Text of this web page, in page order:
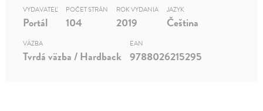
VYDAVATEĽ
Portál
POČET STRÁN
104
ROK VYDANIA
2019
JAZYK
Čeština
VÄZBA
Tvrdá väzba / Hardback
EAN
9788026215295